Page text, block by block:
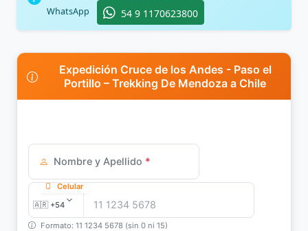
WhatsApp
54 9 1170623800
Expedición Cruce de los Andes - Paso el
Portillo – Trekking De Mendoza a Chile
Nombre y Apellido *
Celular
Formato: 11 1234 5678 (sin 0 ni 15)